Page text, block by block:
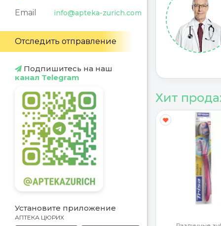
Email info@apteka-zurich.com
Отследить отправление
Подпишитесь на наш
канал Telegram
Установите приложение
АПТЕКА ЦЮРИХ
Хит
Y